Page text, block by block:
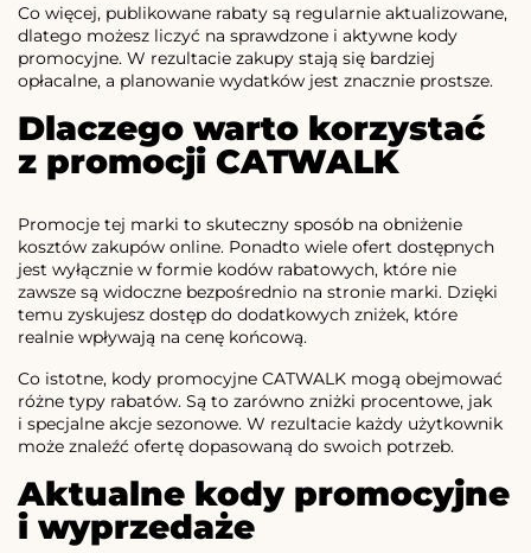
Co więcej, publikowane rabaty są regularnie aktualizowane,
dlatego możesz liczyć na sprawdzone i aktywne kody
promocyjne. W rezultacie zakupy stają się bardziej
opłacalne, a planowanie wydatków jest znacznie prostsze.
Dlaczego warto korzystać
z promocji CATWALK
Promocje tej marki to skuteczny sposób na obniżenie
kosztów zakupów online. Ponadto wiele ofert dostępnych
jest wyłącznie w formie kodów rabatowych, które nie
zawsze są widoczne bezpośrednio na stronie marki. Dzięki
temu zyskujesz dostęp do dodatkowych zniżek, które
realnie wpływają na cenę końcową.
Co istotne, kody promocyjne CATWALK mogą obejmować
różne typy rabatów. Są to zarówno zniżki procentowe, jak
i specjalne akcje sezonowe. W rezultacie każdy użytkownik
może znaleźć ofertę dopasowaną do swoich potrzeb.
Aktualne kody promocyjne
i wyprzedaże